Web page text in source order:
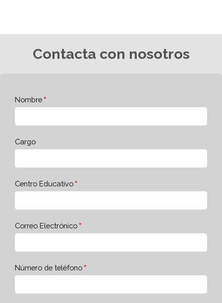
Contacta con nosotros
Nombre
Cargo
Centro Educativo
Correo Electrónico
Número de teléfono